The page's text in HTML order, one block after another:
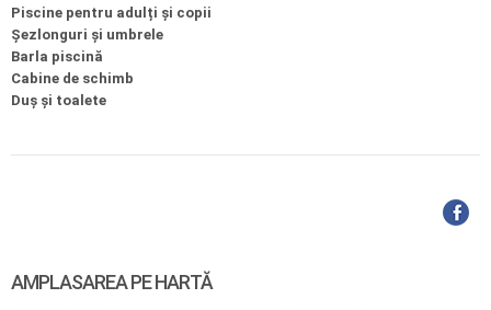
Piscine pentru adulți şi copii
Şezlonguri şi umbrele
Barla piscină
Cabine de schimb
Duş şi toalete
AMPLASAREA PE HARTĂ